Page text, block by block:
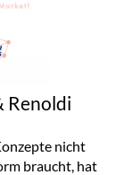
Renoldi
nicht
braucht, hat